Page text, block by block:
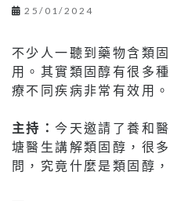
25/01/2024
不少人一聽到藥物含類
用。其實類固醇有很多
療不同疾病非常有效用。
主持：今天邀請了養和
塘醫生講解類固醇，很
問，究竟什麼是類固醇